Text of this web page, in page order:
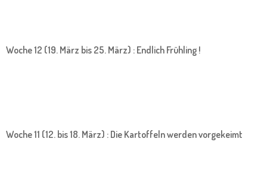
Woche 12 (19. März bis 25. März) : Endlich Frühling !
Woche 11 (12. bis 18. März) : Die Kartoffeln werden vorgekeimt